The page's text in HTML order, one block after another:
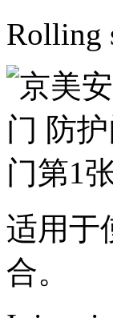
Rolling
适用于
合。